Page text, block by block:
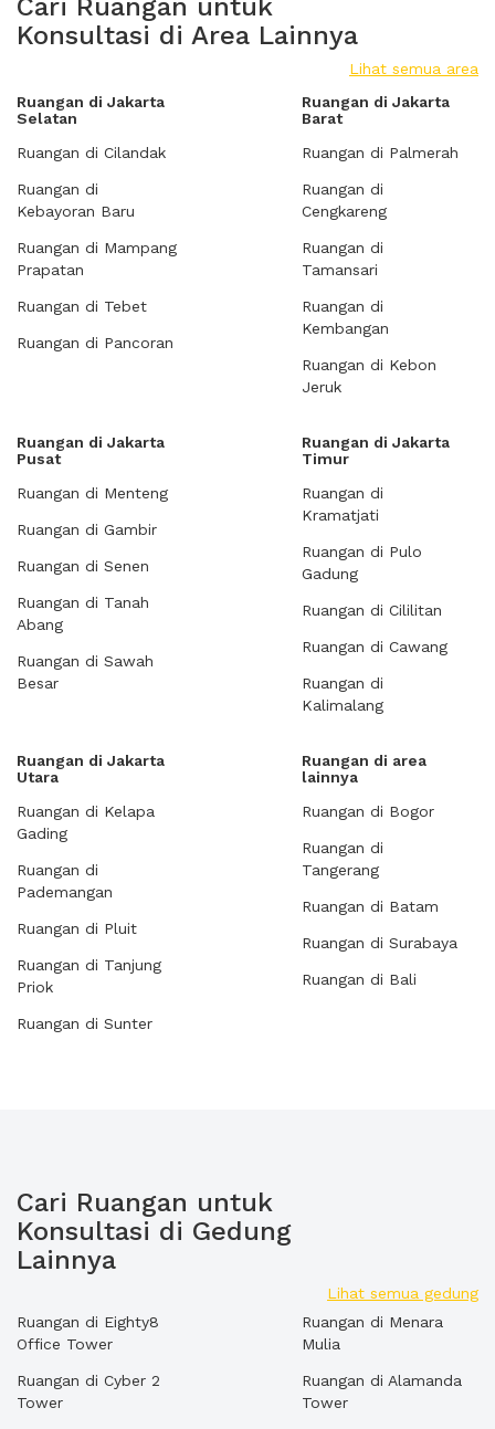
Cari Ruangan untuk
Konsultasi di Area Lainnya
Lihat semua area
Ruangan di Jakarta
Selatan
Ruangan di Cilandak
Ruangan di
Kebayoran Baru
Ruangan di Mampang
Prapatan
Ruangan di Tebet
Ruangan di Pancoran
Ruangan di Jakarta
Barat
Ruangan di Palmerah
Ruangan di
Cengkareng
Ruangan di
Tamansari
Ruangan di
Kembangan
Ruangan di Kebon
Jeruk
Ruangan di Jakarta
Pusat
Ruangan di Menteng
Ruangan di Gambir
Ruangan di Senen
Ruangan di Tanah
Abang
Ruangan di Sawah
Besar
Ruangan di Jakarta
Timur
Ruangan di
Kramatjati
Ruangan di Pulo
Gadung
Ruangan di Cililitan
Ruangan di Cawang
Ruangan di
Kalimalang
Ruangan di Jakarta
Utara
Ruangan di Kelapa
Gading
Ruangan di
Pademangan
Ruangan di Pluit
Ruangan di Tanjung
Priok
Ruangan di Sunter
Ruangan di area
lainnya
Ruangan di Bogor
Ruangan di
Tangerang
Ruangan di Batam
Ruangan di Surabaya
Ruangan di Bali
Cari Ruangan untuk
Konsultasi di Gedung
Lainnya
Lihat semua gedung
Ruangan di Eighty8
Office Tower
Ruangan di Cyber 2
Tower
Ruangan di Menara
Mulia
Ruangan di Alamanda
Tower